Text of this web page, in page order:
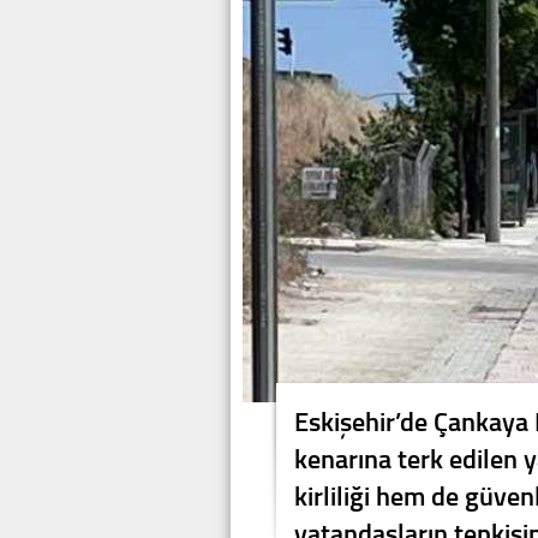
Eskişehir’de
kenarına terk edilen
kirliliği hem de